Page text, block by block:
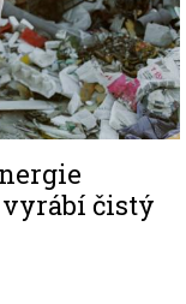
vyrábí čistý